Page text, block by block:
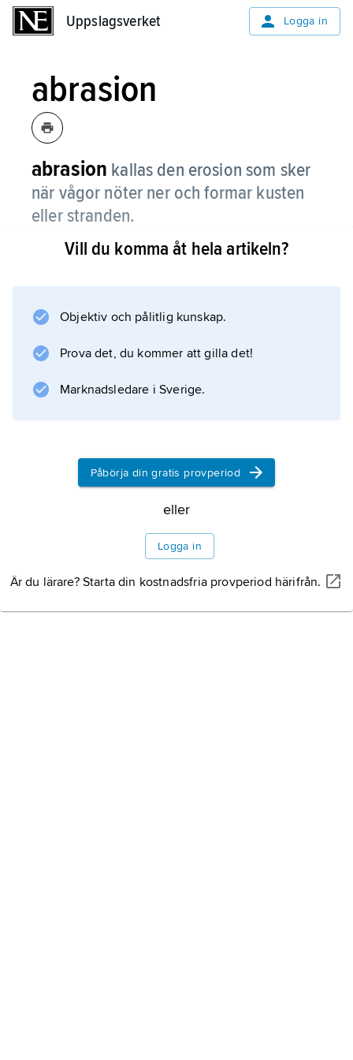
Uppslagsverket Logga in
abrasion
abrasion kallas den erosion som sker
när vågor nöter ner och formar kusten
eller stranden.
Läs mer om
Vill du komma åt hela artikeln?
Objektiv och pålitlig kunskap.
Prova det, du kommer att gilla det!
Marknadsledare i Sverige.
Påbörja din gratis provperiod
eller
Logga in
Är du lärare? Starta din kostnadsfria provperiod härifrån.